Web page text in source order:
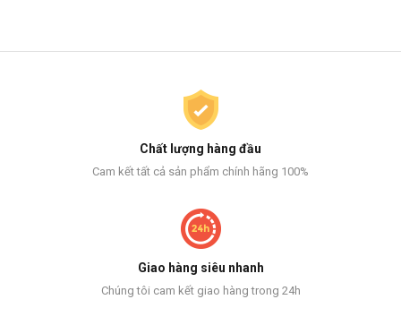
Chất lượng hàng đầu
Cam kết tất cả sản phẩm chính hãng 100%
Giao hàng siêu nhanh
Chúng tôi cam kết giao hàng trong 24h